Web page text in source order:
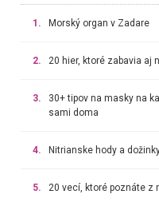
1. Morský organ v Zadare
2. 20 hier, ktoré zabavia aj
3.
30+ tipov na masky na
sami doma
4. Nitrianske hody a
5. 20 vecí, ktoré poznáte z